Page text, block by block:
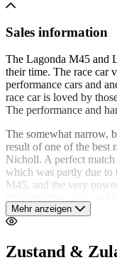
Sales information
The Lagonda M45 and
their time. The race car
performance cars and
race car is loved by
The performance and
The somewhat narrow,
result of one of the best
Nicholl. A perfect
which was partly due
M45, and the very
their Alfa Romeo race
compressors.
This beautiful Lagonda
Mehr anzeigen
Zustand &